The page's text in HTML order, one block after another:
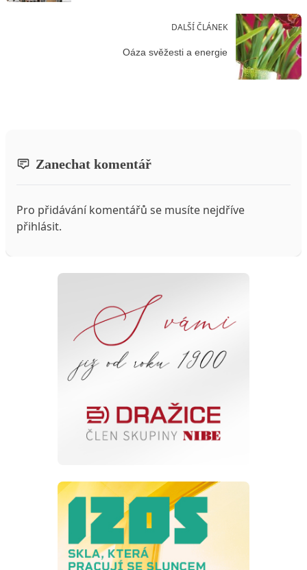
DALŠÍ ČLÁNEK
Oáza svěžesti a energie
Zanechat komentář
Pro přidávání komentářů se musíte nejdříve
přihlásit.